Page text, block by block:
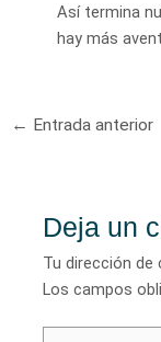
Así termina
hay más
Navegación
← Entrada anterior
Deja un
Tu dirección de
Los campos